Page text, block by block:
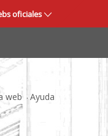
oficiales
web Ayuda